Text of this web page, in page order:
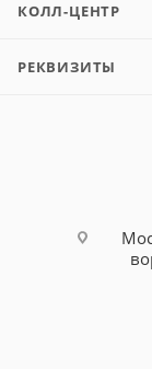
КОЛЛ-ЦЕНТР
РЕКВИЗИТЫ